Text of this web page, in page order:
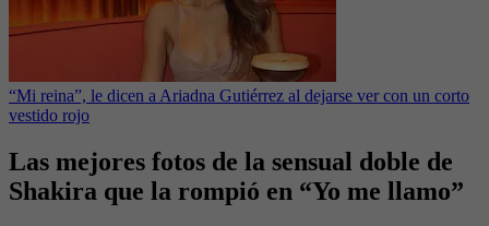
“Mi reina”, le dicen a Ariadna Gutiérrez al dejarse ver con un corto
vestido rojo
Las mejores fotos de la sensual doble de
Shakira que la rompió en “Yo me llamo”